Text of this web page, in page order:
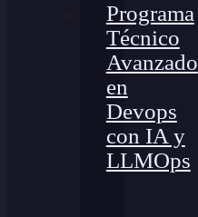
Programa
Técnico
Avanzado
en
Devops
con IA y
LLMOps